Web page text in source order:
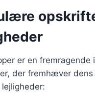
er en
der fremhæver